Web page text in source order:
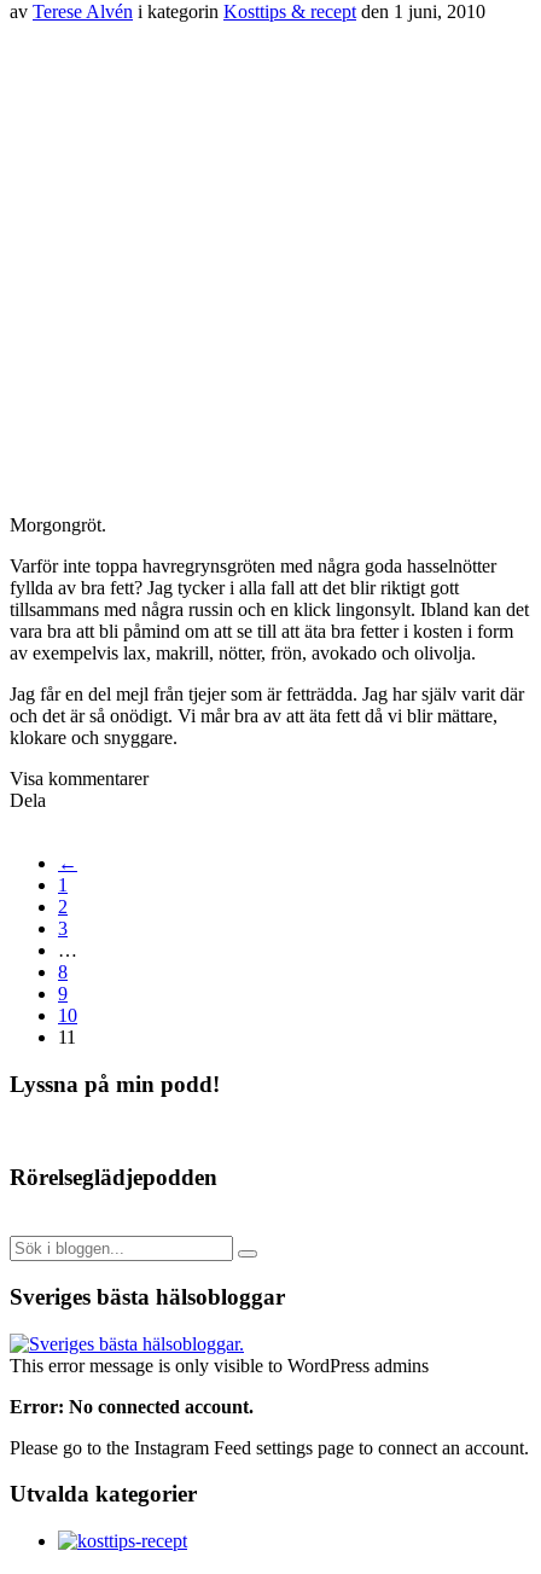
av Terese Alvén i kategorin Kosttips & recept den 1 juni, 2010
Morgongröt.
Varför inte toppa havregrynsgröten med några goda hasselnötter
fyllda av bra fett? Jag tycker i alla fall att det blir riktigt gott
tillsammans med några russin och en klick lingonsylt. Ibland kan det
vara bra att bli påmind om att se till att äta bra fetter i kosten i form
av exempelvis lax, makrill, nötter, frön, avokado och olivolja.
Jag får en del mejl från tjejer som är fetträdda. Jag har själv varit där
och det är så onödigt. Vi mår bra av att äta fett då vi blir mättare,
klokare och snyggare.
Visa kommentarer
Dela
←
1
2
3
…
8
9
10
11
Lyssna på min podd!
Rörelseglädjepodden
Sveriges bästa hälsobloggar
This error message is only visible to WordPress admins
Error: No connected account.
Please go to the Instagram Feed settings page to connect an account.
Utvalda kategorier